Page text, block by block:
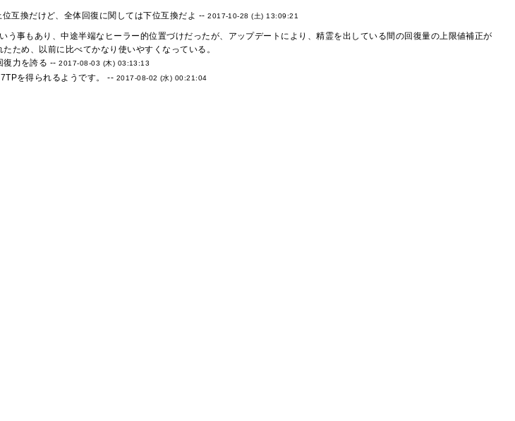
互換だけど、全体回復に関しては下位互換だよ --2017-10-28 (土) 13:09:21
う事もあり、中途半端なヒーラー的位置づけだったが、アップデートにより、精霊を出している間の回復量の上限値補正が
ため、以前に比べてかなり使いやすくなっている。
復力を誇る --2017-08-03 (木) 03:13:13
を得られるようです。 -- 2017-08-02 (水) 00:21:04